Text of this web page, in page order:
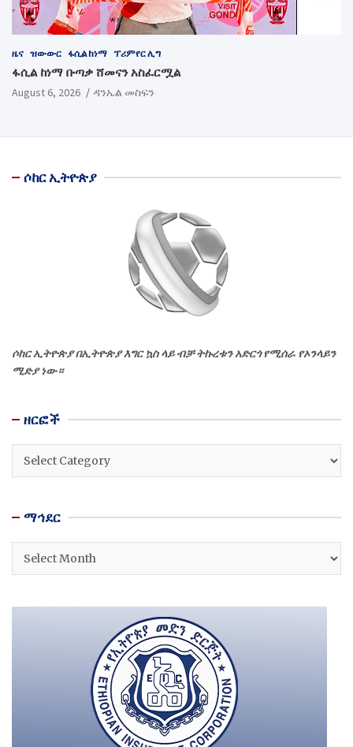
ዜና ዝውውር ፋሲል ከነማ ፕሪምየር ሊግ
ፋሲል ከነማ ቡጣቃ ሸመናን አስፈርሟል
August 6, 2026 ዳንኤል መስፍን
ሶከር ኢትዮጵያ
ሶከር ኢትዮጵያ በኢትዮጵያ እግር ኳስ ላይ ብቻ ትኩረቱን አድርጎ የሚሰራ የኦንላይን
ሚድያ ነው።
ዘርፎች
ዘርፎች
ማኅደር
ማኅደር